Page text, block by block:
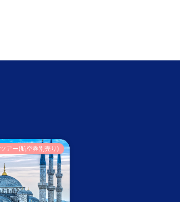
ツアー(航空券別売り)